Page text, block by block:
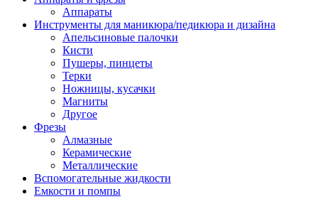
Аппараты
Инструменты для маникюра/педикюра и дизайна
Апельсиновые палочки
Кисти
Пушеры, пинцеты
Терки
Ножницы, кусачки
Магниты
Другое
Фрезы
Алмазные
Керамические
Металлические
Вспомогательные жидкости
Емкости и помпы